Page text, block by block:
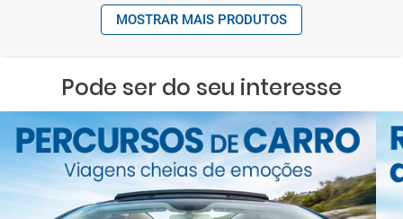
MOSTRAR MAIS PRODUTOS
Pode ser do seu interesse